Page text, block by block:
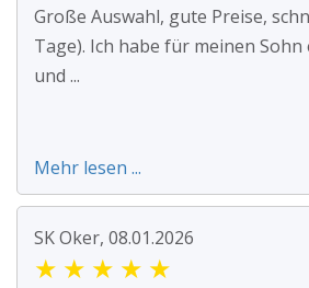
Große Auswahl, gute Preise,
Tage). Ich habe für meinen
und ...
Mehr lesen ...
SK Oker, 08.01.2026
★ ★ ★ ★ ★